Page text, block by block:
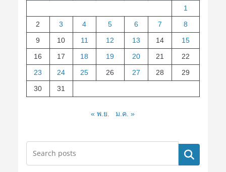
1
2
3 4 5 6 7
8
9
10 11 12 13 14
15
16
17 18 19 20 21
22
23
24 25 26 27 28
29
30
31
« พ.ย. ม.ค. »
ค้นหา